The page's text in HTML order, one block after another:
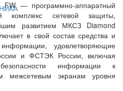
— программно-аппаратный
комплекс сетевой защиты,
развитием МКСЗ Diamond
в свой состав средства и
удовлетворяющие
и ФСТЭК России, включая
информации к
межсетевым экранам уровня